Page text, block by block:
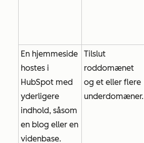
En hjemmeside
hostes i
HubSpot med
yderligere
indhold, såsom
en blog eller en
videnbase.
Tilslut
roddomænet
og et eller flere
underdomæner.